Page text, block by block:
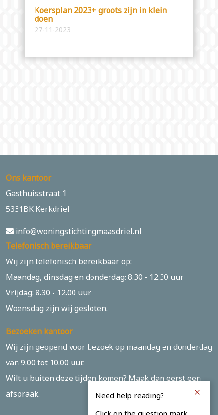
Koersplan 2023+ groots zijn in klein
doen
27-11-2023
Ons kantoor
Gasthuisstraat 1
5331BK Kerkdriel
info@woningstichtingmaasdriel.nl
Telefonisch bereikbaar
Wij zijn telefonisch bereikbaar op:
Maandag, dinsdag en donderdag: 8.30 - 12.30 uur
Vrijdag: 8.30 - 12.00 uur
Woensdag zijn wij gesloten.
Bezoeken kantoor
Wij zijn geopend voor bezoek op maandag en donderdag
van 9.00 tot 10.00 uur.
Wilt u buiten deze tijden komen? Maak dan eerst een
afspraak.
Need help reading?
Click on the question mark.